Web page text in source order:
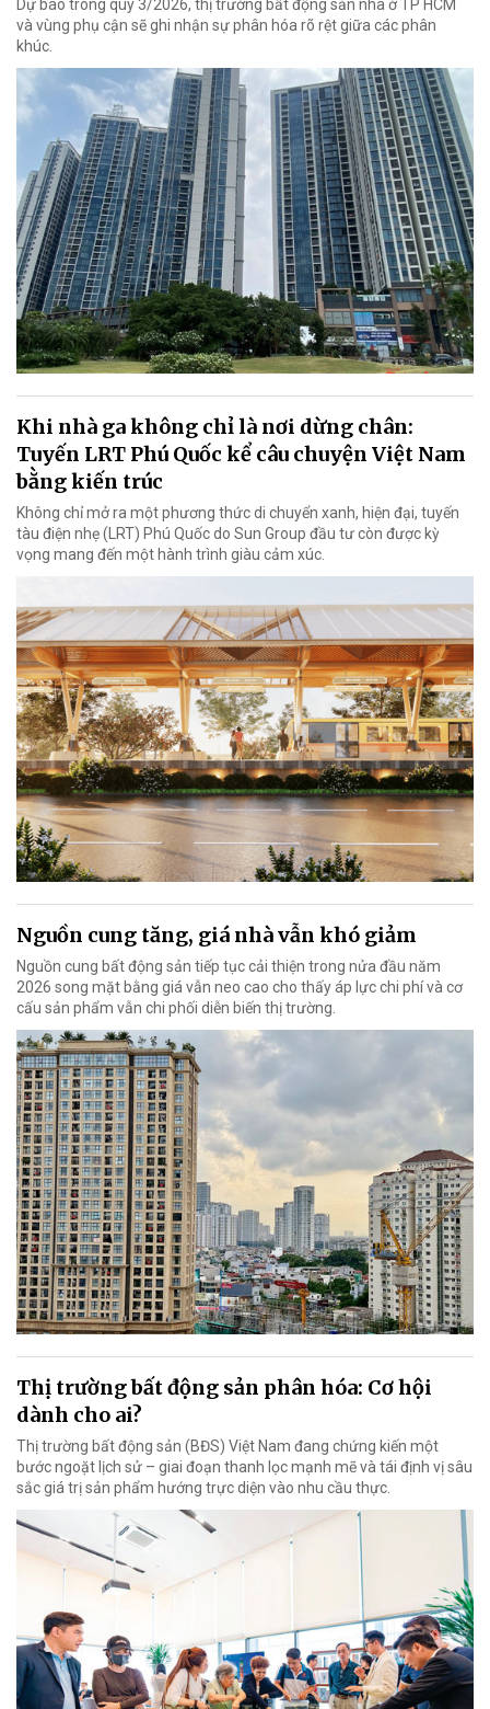
Dự báo trong quý 3/2026, thị trường bất động sản nhà ở TP HCM
và vùng phụ cận sẽ ghi nhận sự phân hóa rõ rệt giữa các phân
khúc.
Khi nhà ga không chỉ là nơi dừng chân:
Tuyến LRT Phú Quốc kể câu chuyện Việt Nam
bằng kiến trúc
Không chỉ mở ra một phương thức di chuyển xanh, hiện đại, tuyến
tàu điện nhẹ (LRT) Phú Quốc do Sun Group đầu tư còn được kỳ
vọng mang đến một hành trình giàu cảm xúc.
Nguồn cung tăng, giá nhà vẫn khó giảm
Nguồn cung bất động sản tiếp tục cải thiện trong nửa đầu năm
2026 song mặt bằng giá vẫn neo cao cho thấy áp lực chi phí và cơ
cấu sản phẩm vẫn chi phối diễn biến thị trường.
Thị trường bất động sản phân hóa: Cơ hội
dành cho ai?
Thị trường bất động sản (BĐS) Việt Nam đang chứng kiến một
bước ngoặt lịch sử – giai đoạn thanh lọc mạnh mẽ và tái định vị sâu
sắc giá trị sản phẩm hướng trực diện vào nhu cầu thực.